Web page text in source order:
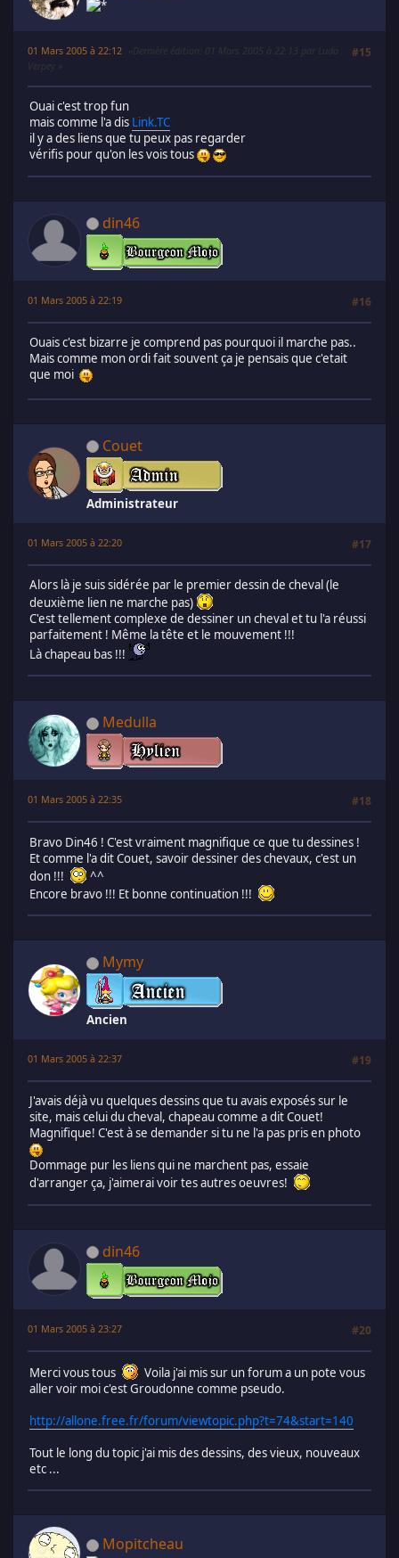
01 Mars 2005 à 22:12 #15
Dernière édition
: 01 Mars 2005 à 22:13 par Ludo
Verpey
Ouai c'est trop fun
mais comme l'a dis Link.TC
il y a des liens que tu peux pas regarder
vérifis pour qu'on les vois tous
din46
01 Mars 2005 à 22:19 #16
Ouais c'est bizarre je comprend pas pourquoi il marche pas..
Mais comme mon ordi fait souvent ça je pensais que c'etait
que moi
Couet
Administrateur
01 Mars 2005 à 22:20 #17
Alors là je suis sidérée par le premier dessin de cheval (le
deuxième lien ne marche pas)
C'est tellement complexe de dessiner un cheval et tu l'a réussi
parfaitement ! Même la tête et le mouvement !!!
Là chapeau bas !!!
Medulla
01 Mars 2005 à 22:35 #18
Bravo Din46 ! C'est vraiment magnifique ce que tu dessines !
Et comme l'a dit Couet, savoir dessiner des chevaux, c'est un
don !!!
^^
Encore bravo !!! Et bonne continuation !!!
Mymy
Ancien
01 Mars 2005 à 22:37 #19
J'avais déjà vu quelques dessins que tu avais exposés sur le
site, mais celui du cheval, chapeau comme a dit Couet!
Magnifique! C'est à se demander si tu ne l'a pas pris en photo
Dommage pur les liens qui ne marchent pas, essaie
d'arranger ça, j'aimerai voir tes autres oeuvres!
din46
01 Mars 2005 à 23:27 #20
Merci vous tous
Voila j'ai mis sur un forum a un pote vous
aller voir moi c'est Groudonne comme pseudo.
http://allone.free.fr/forum/viewtopic.php?t=74&start=140
Tout le long du topic j'ai mis des dessins, des vieux, nouveaux
etc ...
Mopitcheau